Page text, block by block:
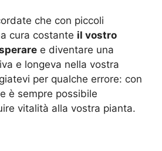
che con piccoli
cura costante il vostro
e diventare una
e longeva nella vostra
per qualche errore: con
è sempre possibile
vitalità alla vostra pianta.